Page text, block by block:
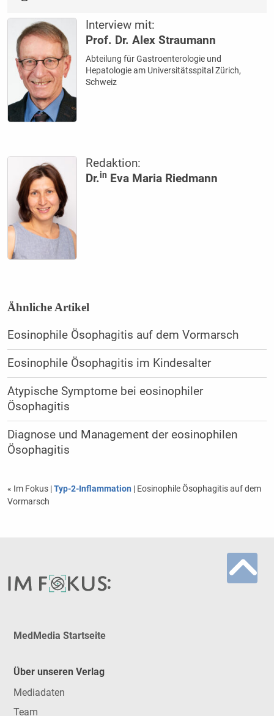
Interview mit:
Prof. Dr. Alex Straumann
Abteilung für Gastroenterologie und
Hepatologie am Universitätsspital Zürich,
Schweiz
Redaktion:
Dr.in Eva Maria Riedmann
Ähnliche Artikel
Eosinophile Ösophagitis auf dem Vormarsch
Eosinophile Ösophagitis im Kindesalter
Atypische Symptome bei eosinophiler
Ösophagitis
Diagnose und Management der eosinophilen
Ösophagitis
« Im Fokus |Typ-2-Inflammation | Eosinophile Ösophagitis auf dem
Vormarsch
MedMedia Startseite
Über unseren Verlag
Mediadaten
Team